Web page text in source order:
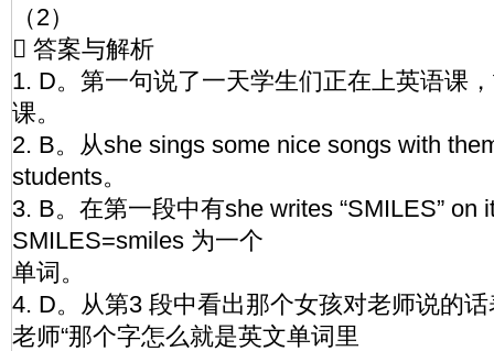
（2）
 答案与解析
1. D。第一句说了一天学生们正在上英语课
课。
2. B。从she sings some nice songs with
students。
3. B。在第一段中有she writes “SMILES” on
SMILES=smiles 为一个
单词。
4. D。从第3 段中看出那个女孩对老师说的
老师“那个字怎么就是英文单词里